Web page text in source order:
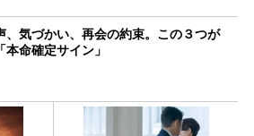
、気づかい、再会の約束。この３つが
本命確定サイン」